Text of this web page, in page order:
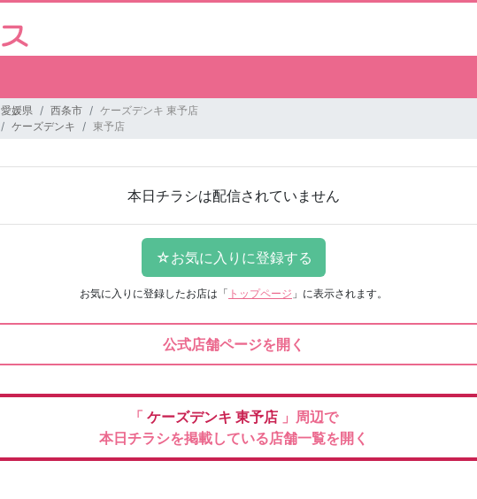
愛媛県 西条市
ケーズデンキ 東予店
ケーズデンキ 東予店
本日チラシは配信されていません
お気に入りに登録したお店は 「 トップページ 」に表示されます。
公式店舗ページを開く
「 ケーズデンキ 東予店 」周辺で
本日チラシを掲載している店舗一覧を開く